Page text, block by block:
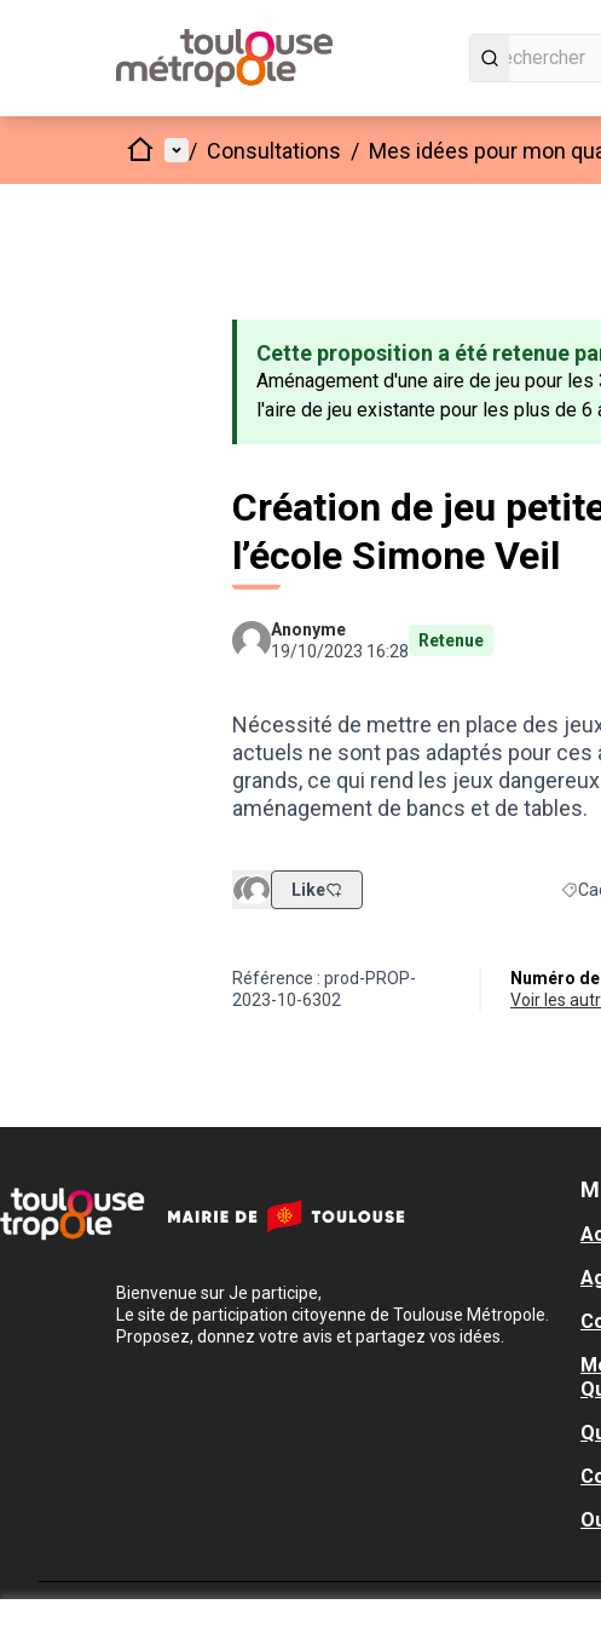
AccueilMenu principal
/ Consultations / Mes idées pour mon
Cette proposition a été retenue
Aménagement d'une aire de jeu pour
l'aire de jeu existante pour les plus de 6
Création de jeu
l’école Simone Veil
Anonyme
19/10/2023 16:28
Retenue
Nécessité de mettre en place des
actuels ne sont pas adaptés pour
grands, ce qui rend les jeux
aménagement de bancs et de tables.
Like
Référence : prod-PROP-
2023-10-6302
Numéro
voir les
Bienvenue sur Je participe,
Le site de participation citoyenne de Toulouse Métropole.
Proposez, donnez votre avis et partagez vos idées.